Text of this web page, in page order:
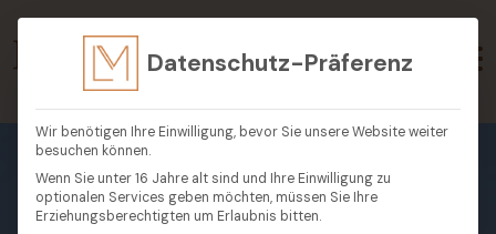
Datenschutz-Präferenz
Wir benötigen Ihre Einwilligung, bevor Sie unsere Website weiter
besuchen können.
Wenn Sie unter 16 Jahre alt sind und Ihre Einwilligung zu
optionalen Services geben möchten, müssen Sie Ihre
Erziehungsberechtigten um Erlaubnis bitten.